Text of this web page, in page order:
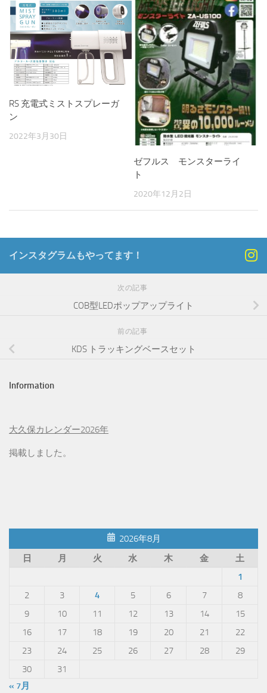
RS 充電式ミストスプレーガ
ン
2022年3月30日
ゼフルス モンスターライ
ト
2020年12月2日
インスタグラムもやってます！
次の記事
COB型LEDポップアップライト
前の記事
KDS トラッキングベースセット
Information
大久保カレンダー2026年
掲載しました。
2026年8月
日
月 火 水 木 金
土
1
2
3 4 5 6 7
8
9
10 11 12 13 14
15
16
17 18 19 20 21
22
23
24 25 26 27 28
29
30
31
« 7月